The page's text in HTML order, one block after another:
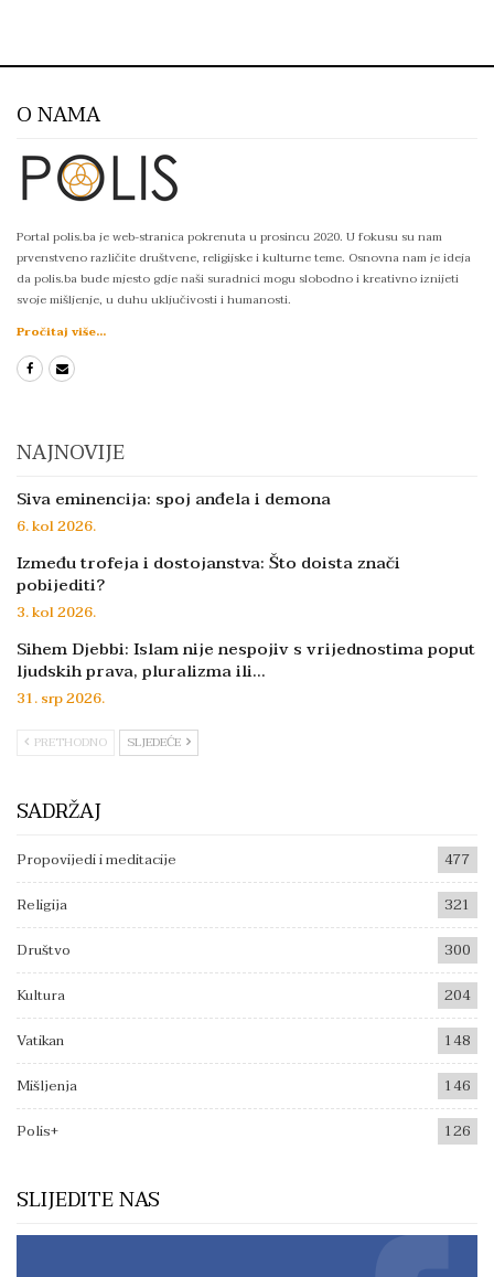
O NAMA
Portal polis.ba je web-stranica pokrenuta u prosincu 2020. U fokusu su nam
prvenstveno različite društvene, religijske i kulturne teme. Osnovna nam je ideja
da polis.ba bude mjesto gdje naši suradnici mogu slobodno i kreativno iznijeti
svoje mišljenje, u duhu uključivosti i humanosti.
Pročitaj više...
NAJNOVIJE
Siva eminencija: spoj anđela i demona
6. kol 2026.
Između trofeja i dostojanstva: Što doista znači
pobijediti?
3. kol 2026.
Sihem Djebbi: Islam nije nespojiv s vrijednostima poput
ljudskih prava, pluralizma ili…
31. srp 2026.
PRETHODNO SLJEDEĆE
SADRŽAJ
Propovijedi i meditacije
477
Religija
321
Društvo
300
Kultura
204
Vatikan
148
Mišljenja
146
Polis+
126
SLIJEDITE NAS